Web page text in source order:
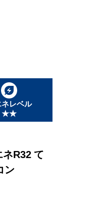
レベル
★★
R32 て
ン